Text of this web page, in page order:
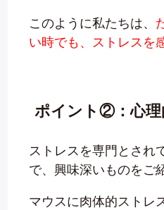
このように私たちは、
い時でも、ストレスを
ポイント②：心理
ストレスを専門とされ
で、興味深いものをご
マウスに肉体的ストレ